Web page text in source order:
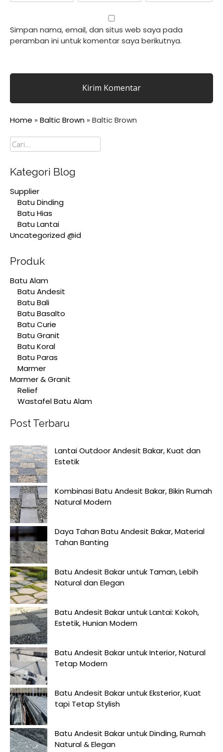
Simpan nama, email, dan situs web saya pada
peramban ini untuk komentar saya berikutnya.
Home » Baltic Brown » Baltic Brown
Cari
Kategori Blog
Supplier
Batu Dinding
Batu Hias
Batu Lantai
Uncategorized @id
Produk
Batu Alam
Batu Andesit
Batu Bali
Batu Basalto
Batu Curie
Batu Granit
Batu Koral
Batu Paras
Marmer
Marmer & Granit
Relief
Wastafel Batu Alam
Post Terbaru
Lantai Outdoor Andesit Bakar, Kuat dan
Estetik
Kombinasi Batu Andesit Bakar, Bikin Rumah
Natural Modern
Daya Tahan Batu Andesit Bakar, Material
Tahan Banting
Batu Andesit Bakar untuk Taman, Lebih
Natural dan Elegan
Batu Andesit Bakar untuk Lantai: Kokoh,
Estetik, Hunian Modern
Batu Andesit Bakar untuk Interior, Natural
Tetap Modern
Batu Andesit Bakar untuk Eksterior, Kuat
tapi Tetap Stylish
Batu Andesit Bakar untuk Dinding, Rumah
Natural & Elegan